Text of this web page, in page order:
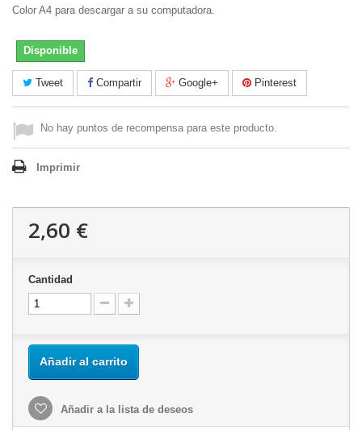
Color A4 para descargar a su computadora.
Disponible
Tweet Compartir Google+ Pinterest
No hay puntos de recompensa para este producto.
Imprimir
2,60 €
Cantidad
Añadir al carrito
Añadir a la lista de deseos